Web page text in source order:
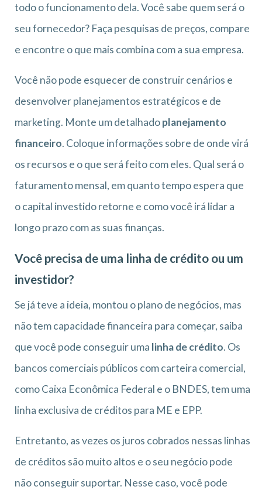
todo o funcionamento dela. Você sabe quem será o
seu fornecedor? Faça pesquisas de preços, compare
e encontre o que mais combina com a sua empresa.
Você não pode esquecer de construir cenários e
desenvolver planejamentos estratégicos e de
marketing. Monte um detalhadoplanejamento
financeiro. Coloque informações sobre de onde virá
os recursos e o que será feito com eles. Qual será o
faturamento mensal, em quanto tempo espera que
o capital investido retorne e como você irá lidar a
longo prazo com as suas finanças.
Você precisa de uma linha de crédito ou um
investidor?
Se já teve a ideia, montou o plano de negócios, mas
não tem capacidade financeira para começar, saiba
que você pode conseguir uma linha de crédito. Os
bancos comerciais públicos com carteira comercial,
como Caixa Econômica Federal e o BNDES, tem uma
linha exclusiva de créditos para ME e EPP.
Entretanto, as vezes os juros cobrados nessas linhas
de créditos são muito altos e o seu negócio pode
não conseguir suportar. Nesse caso, você pode